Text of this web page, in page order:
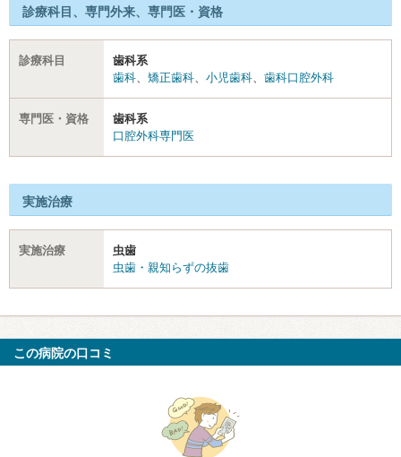
診療科目、専門外来、専門医・資格
診療科目
歯科系
歯科、 矯正歯科、 小児歯科、 歯科口腔外科
専門医・資格
歯科系
口腔外科専門医
実施治療
実施治療
虫歯
虫歯・親知らずの抜歯
この病院の口コミ